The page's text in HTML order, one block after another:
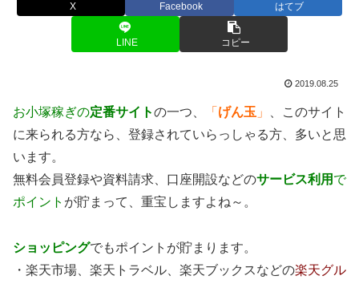
X Facebook はてブ
LINE コピー
2019.08.25
お小塚稼ぎの定番サイトの一つ、 「 げん玉 」
、このサイト
に来られる方なら、登録されていらっしゃる方、多いと思
います。
無料会員登録や資料請求、口座開設などのサービス利用 で
ポイント が貯まって、重宝しますよね～。
ショッピングでもポイントが貯まります。
・楽天市場、楽天トラベル、楽天ブックスなどの楽天グル